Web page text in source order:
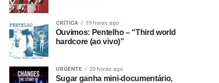
CRÍTICA 19 horas ago
Ouvimos: Pentelho – “Third world
hardcore (ao vivo)”
URGENTE 20 horas ago
Sugar ganha mini-documentário,